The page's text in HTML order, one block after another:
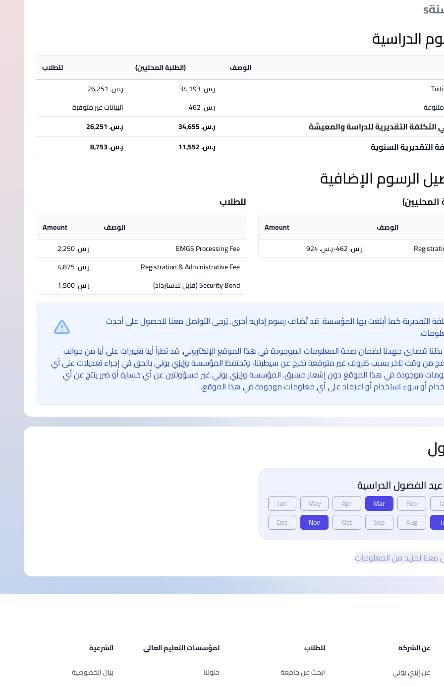
الدراسية
الوصف (الطلبة المحليين)
للطلاب
ر.س.‏ 34,193
ر.س.‏ 26,251
ر.س.‏ 462 البيانات غير متوفرة
التكلفة التقديرية للدراسة والمعيشة ر.س.‏ 34,655 ر.س.‏ 26,251
التقديرية السنوية ر.س.‏ 11,552 ر.س.‏ 8,753
الرسوم الإضافية
المحليين)
الوصف
Amount
ر.س.‏ 462-ر.س.‏ 924
للطلاب
الوصف
Amount
EMGS Processing Fee
ر.س.‏ 2,250
Registration & Administrative Fee
ر.س.‏ 4,875
Security Bond(قابل للاسترداد) ر.س.‏ 1,500
التقديرية كما أبلغت بها المؤسسة. قد تُضاف رسوم إدارية أخرى. يُرجى التواصل معنا للحصول على أحدث
قصارى جهدنا لضمان صحة المعلومات الموجودة في هذا الموقع الإلكتروني. قد تطرأ أية تغييرات على أيا من جوانب
من وقت لآخر بسبب ظروف غير متوقعة تخرج عن سيطرتنا، وتحتفظ المؤسسة وإيزي يوني بالحق في إجراء تعديلات على أي
موجودة في هذا الموقع دون إشعار مسبق. المؤسسة وإيزي يوني غير مسؤولتين عن أي خسارة أو ضرر ينتج عن أي
أو سوء استخدام أو اعتماد على أي معلومات موجودة في هذا الموقع.
الفصول الدراسية
Feb
Mar
Apr
May
Jun
Aug
Sep
Oct
Nov
Dec
معنا لمزيد من المعلومات
عن الشركة
عن إيزي يوني
للطلاب
ابحث عن جامعة
لمؤسسات التعليم العالي
حلولنا
الشرعية
بيان الخصوصية